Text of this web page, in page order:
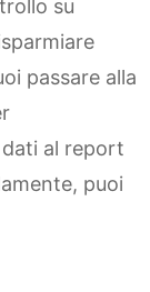
su
passare alla
al report
puoi